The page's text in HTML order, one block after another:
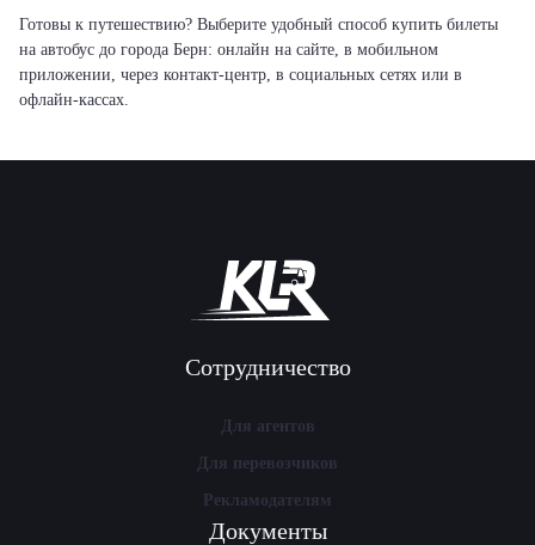
Готовы к путешествию? Выберите удобный способ купить билеты
на автобус до города Берн: онлайн на сайте, в мобильном
приложении, через контакт-центр, в социальных сетях или в
офлайн-кассах.
Сотрудничество
Для агентов
Для перевозчиков
Рекламодателям
Документы